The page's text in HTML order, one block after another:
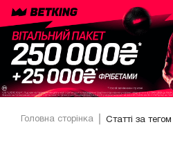
Головна сторінка Статті за тегом